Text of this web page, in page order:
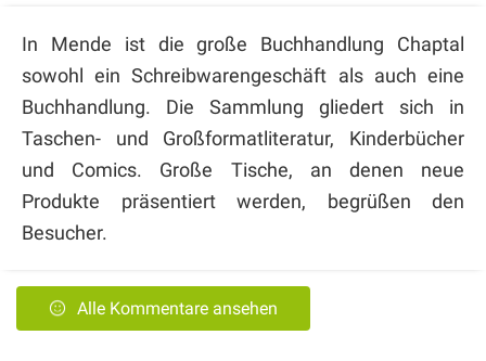
In Mende ist die große Buchhandlung Chaptal
sowohl ein Schreibwarengeschäft als auch eine
Buchhandlung. Die Sammlung gliedert sich in
Taschen- und Großformatliteratur, Kinderbücher
und Comics. Große Tische, an denen neue
Produkte präsentiert werden, begrüßen den
Besucher.
Alle Kommentare ansehen